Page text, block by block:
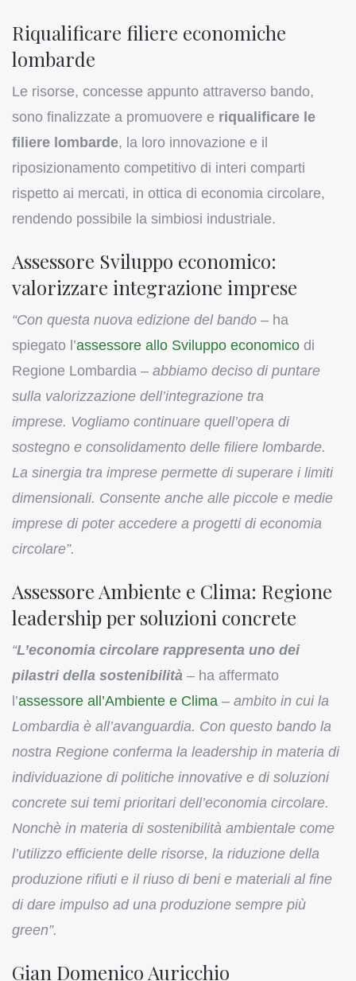
Riqualificare filiere economiche
lombarde
Le risorse, concesse appunto attraverso bando,
sono finalizzate a promuovere e riqualificare le
filiere lombarde, la loro innovazione e il
riposizionamento competitivo di interi comparti
rispetto ai mercati, in ottica di economia circolare,
rendendo possibile la simbiosi industriale.
Assessore Sviluppo economico:
valorizzare integrazione imprese
“Con questa nuova edizione del bando – ha
spiegato l’assessore allo Sviluppo economico di
Regione Lombardia – abbiamo deciso di puntare
sulla valorizzazione dell’integrazione tra
imprese. Vogliamo continuare quell’opera di
sostegno e consolidamento delle filiere lombarde.
La sinergia tra imprese permette di superare i limiti
dimensionali. Consente anche alle piccole e medie
imprese di poter accedere a progetti di economia
circolare”.
Assessore Ambiente e Clima: Regione
leadership per soluzioni concrete
“L’economia circolare rappresenta uno dei
pilastri della sostenibilità – ha affermato
l’assessore all’Ambiente e Clima – ambito in cui la
Lombardia è all’avanguardia. Con questo bando la
nostra Regione conferma la leadership in materia di
individuazione di politiche innovative e di soluzioni
concrete sui temi prioritari dell’economia circolare.
Nonchè in materia di sostenibilità ambientale come
l’utilizzo efficiente delle risorse, la riduzione della
produzione rifiuti e il riuso di beni e materiali al fine
di dare impulso ad una produzione sempre più
green”.
Gian Domenico Auricchio